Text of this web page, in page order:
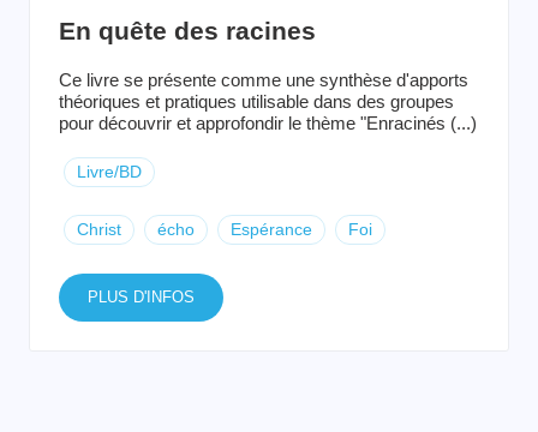
En quête des racines
Ce livre se présente comme une synthèse d'apports
théoriques et pratiques utilisable dans des groupes
pour découvrir et approfondir le thème "Enracinés (...)
Livre/BD
Christ écho Espérance Foi
PLUS D'INFOS